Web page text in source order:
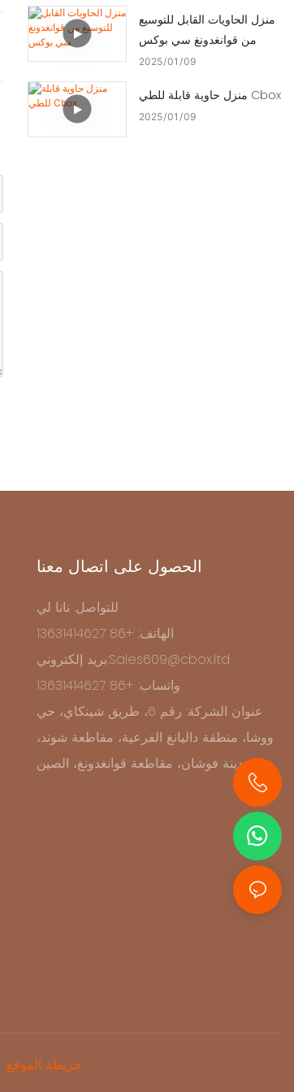
منزل الحاويات القابل للتوسيع
من قوانغدونغ سي بوكس
2025 01 09
منزل حاوية قابلة للطي Cbox
2025 01 09
الحصول على اتصال معنا
للتواصل: نانا لي
الهاتف: +86 13631414627
بريد إلكتروني:Sales609@cbox.ltd
واتساب: +86 13631414627
عنوان الشركة: رقم 6، طريق شينكاي، حي
ووشا، منطقة داليانغ الفرعية، مقاطعة شوند،
مدينة فوشان، مقاطعة قوانغدونغ، الصين
خريطة الموقع